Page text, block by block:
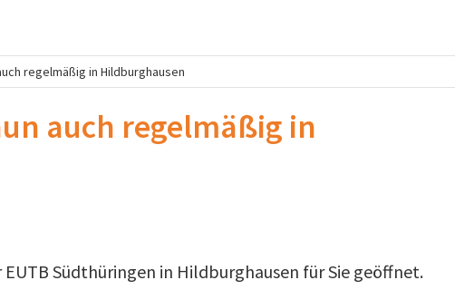
regelmäßig in Hildburghausen
auch regelmäßig in
Südthüringen in Hildburghausen für Sie geöffnet.